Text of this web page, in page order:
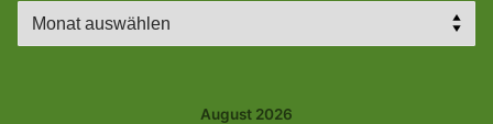
Archiv
August 2026